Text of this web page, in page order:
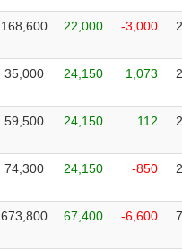
168,600 22,000 -3,000
35,000 24,150 1,073
59,500 24,150 112
74,300 24,150 -850
673,800 67,400 -6,600